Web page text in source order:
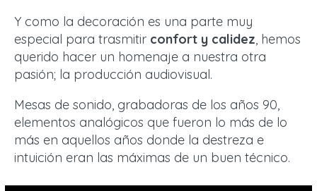
Y como la decoración es una parte muy
especial para trasmitir confort y calidez, hemos
querido hacer un homenaje a nuestra otra
pasión; la producción audiovisual.
Mesas de sonido, grabadoras de los años 90,
elementos analógicos que fueron lo más de lo
más en aquellos años donde la destreza e
intuición eran las máximas de un buen técnico.